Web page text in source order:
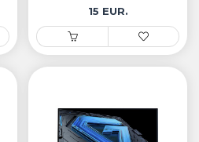
15 EUR.